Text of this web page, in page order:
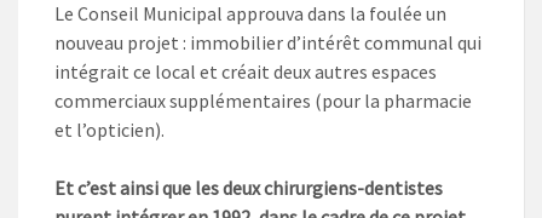
Le Conseil Municipal approuva dans la foulée un
nouveau projet : immobilier d’intérêt communal qui
intégrait ce local et créait deux autres espaces
commerciaux supplémentaires (pour la pharmacie
et l’opticien).
Et c’est ainsi que les deux chirurgiens-dentistes